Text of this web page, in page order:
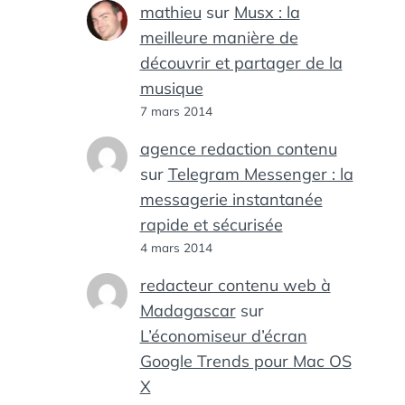
mathieu sur Musx : la
meilleure manière de
découvrir et partager de la
musique
7 mars 2014
agence redaction contenu
sur Telegram Messenger : la
messagerie instantanée
rapide et sécurisée
4 mars 2014
redacteur contenu web à
Madagascarsur
L’économiseur d’écran
Google Trends pour Mac OS
X